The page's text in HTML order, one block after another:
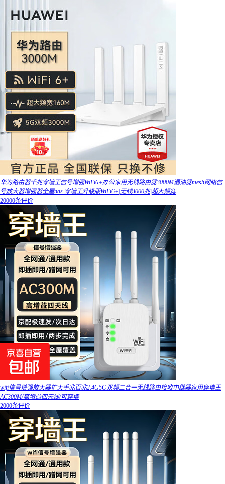
华为路由器千兆穿墙王信号增强WiFi6+办公家用无线路由器3000M漏油器mesh网络信
号放大器增强器全屋nas 穿墙王升级版WiFi6+|无线3000兆|超大频宽
20000条评价
wifi信号增强放大器扩大千兆百兆2.4G5G双频二合一无线路由接收中继器家用穿墙王
AC300M/高增益四天线/可穿墙
2000条评价